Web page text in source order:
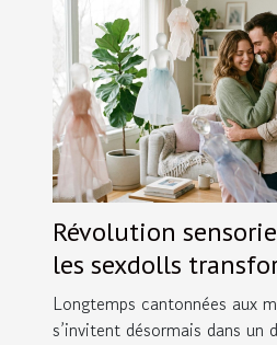
Révolution
les sexdolls
l’équilibre du
Longtemps cantonnées aux
s’invitent désormais dans un